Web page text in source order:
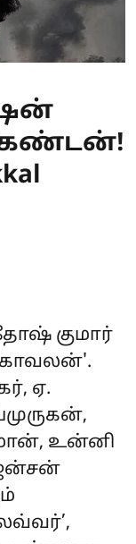
குமார்
காவலன்'.
ஏ.
உன்னி